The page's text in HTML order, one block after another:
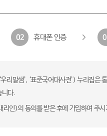
02 휴대폰 인증
리말샘’, ‘표준국어대사전’) 누리집
니다.
인)의 동의를 받은 후에 가입하여 주